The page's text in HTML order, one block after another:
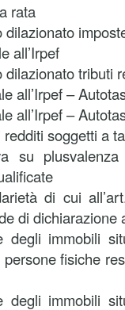
rata
all’Irpef
tributi
all’Irpef –
all’Irpef –
soggetti a
su
di cui
di dichiarazione
immobili
fisiche
immobili